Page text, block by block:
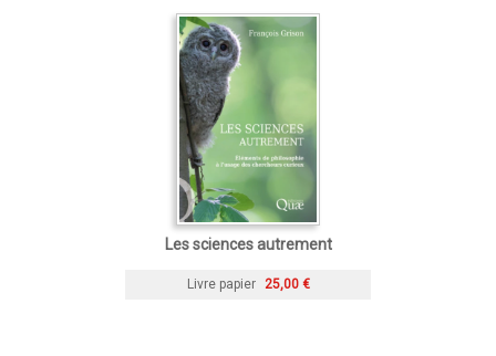
Les sciences autrement
Livre papier 25,00 €